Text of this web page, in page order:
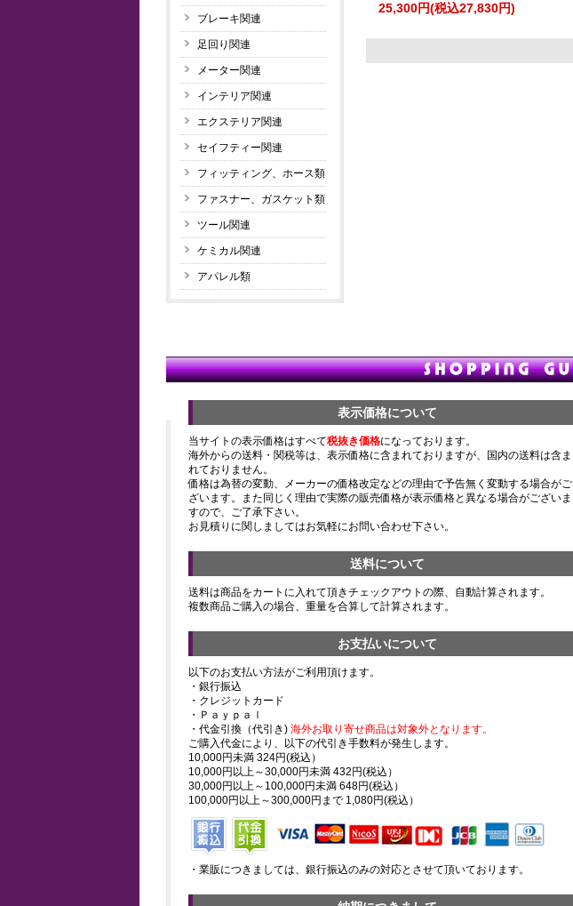
ブレーキ関連
足回り関連
メーター関連
インテリア関連
エクステリア関連
セイフティー関連
フィッティング、ホース類
ファスナー、ガスケット類
ツール関連
ケミカル関連
アパレル類
25,300円(税込27,830円)
表示価格について
当サイトの表示価格はすべて税抜き価格になっております。
海外からの送料・関税等は、表示価格に含まれておりますが、国内の送料は含ま
れておりません。
価格は為替の変動、メーカーの価格改定などの理由で予告無く変動する場合がご
ざいます。また同じく理由で実際の販売価格が表示価格と異なる場合がございま
すので、ご了承下さい。
お見積りに関しましてはお気軽にお問い合わせ下さい。
送料について
送料は商品をカートに入れて頂きチェックアウトの際、自動計算されます。
複数商品ご購入の場合、重量を合算して計算されます。
お支払いについて
以下のお支払い方法がご利用頂けます。
・銀行振込
・クレジットカード
・Ｐａｙｐａｌ
・代金引換（代引き) 海外お取り寄せ商品は対象外となります。
ご購入代金により、以下の代引き手数料が発生します。
10,000円未満 324円(税込）
10,000円以上～30,000円未満 432円(税込）
30,000円以上～100,000円未満 648円(税込）
100,000円以上～300,000円まで 1,080円(税込）
・業販につきましては、銀行振込のみの対応とさせて頂いております。